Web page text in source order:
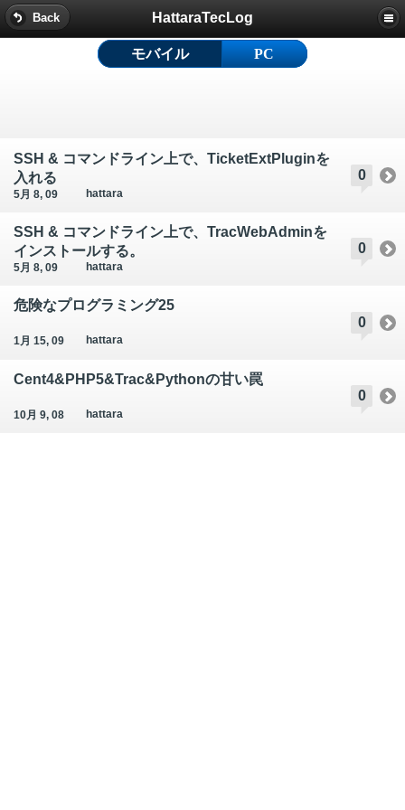
Back HattaraTecLog
0
SSH & コマンドライン上で、TicketExtPluginを
入れる
5月 8, 09 hattara
0
SSH & コマンドライン上で、TracWebAdminを
インストールする。
5月 8, 09 hattara
0
危険なプログラミング25
1月 15, 09 hattara
0
Cent4&PHP5&Trac&Pythonの甘い罠
10月 9, 08 hattara
モバイル PC